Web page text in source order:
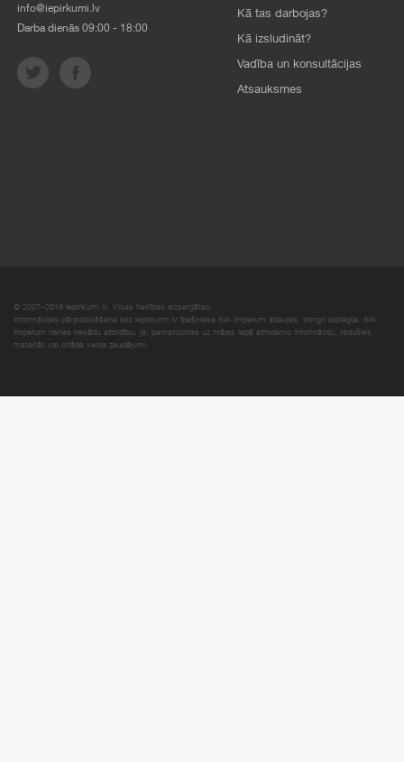
info@iepirkumi.lv
Darba dienās 09:00 - 18:00
Kā tas darbojas?
Kā izsludināt?
Vadība un konsultācijas
Atsauksmes
© 2007–2018 Iepirkumi.lv. Visas tiesības aizsargātas.
Informācijas pārpublicēšana bez iepirkumi.lv īpašnieka SIA Imperum atļaujas, stingri aizliegta. SIA
Imperum nenes nekādu atbildību, ja, pamatojoties uz mājas lapā atrodamo informāciju, radušies
materiāli vai citāda veida zaudējumi.